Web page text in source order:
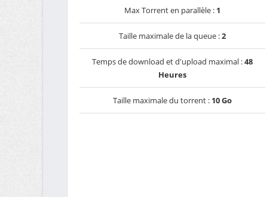
Max Torrent en parallèle : 1
Taille maximale de la queue :2
Temps de download et d'upload maximal :48
Heures
Taille maximale du torrent : 10 Go